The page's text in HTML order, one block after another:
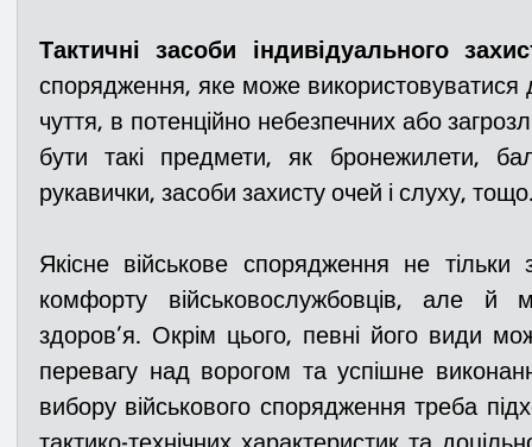
Тактичні засоби індивідуального
спорядження, яке може використовуватися
чуття, в потенційно небезпечних або
бути такі предмети, як бронежилети,
рукавички, засоби захисту очей і слуху,
Якісне військове спорядження не тільки
комфорту військовослужбовців, але й
здоров’я. Окрім цього, певні його види
перевагу над ворогом та успішне
вибору військового спорядження треба